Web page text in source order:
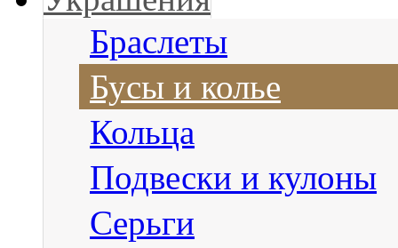
Браслеты
Бусы и колье
Кольца
Подвески и кулоны
Серьги